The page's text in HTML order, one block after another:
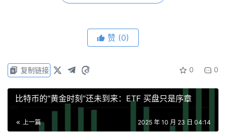
币经济模型，增强长期价值，并提升整个JST生态系统的治
据悉，回购计划的资金主要来源于JustLend DAO的净收
关注的是，所有回购操作都将在链上透明执行，用户可在
USDD金库看板上查看JST回购与销毁计划的关键指标。
通过战略性地利用JustLend DAO和USDD的收入，回购销
毁计划为JST建立了可持续的通缩模型，为整个生态系统的
赞 (0)
0 0
复制链接
比特币的“黄金时刻”还未到来：ETF 买盘只是序章
上一篇 2025 年 10 月 23 日 04:14